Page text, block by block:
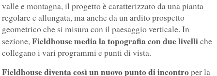
valle e montagna, il progetto è caratterizzato da una pianta
regolare e allungata, ma anche da un ardito prospetto
geometrico che si misura con il paesaggio verticale. In
sezione,Fieldhouse media la topografia con due livelliche
collegano i vari programmi e punti di vista.
Fieldhouse diventa così un nuovo punto di incontroper la